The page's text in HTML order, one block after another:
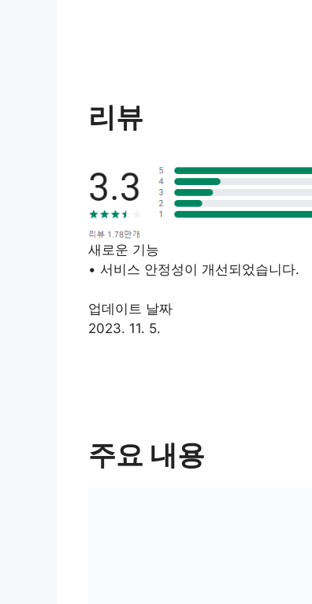
리뷰
새로운 기능
• 서비스 안정성이 개선되었습니다.
업데이트 날짜
2023. 11. 5.
주요 내용